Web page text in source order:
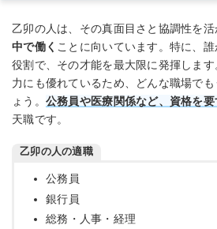
乙卯の人は、その真面目さと協調性を
中で働く ことに向いています。特に、
役割で、その才能を最大限に発揮しま
力にも優れているため、どんな職場で
ょう。 公務員や医療関係など、資格を
天職です。
乙卯の人の適職
公務員
銀行員
総務・人事・経理